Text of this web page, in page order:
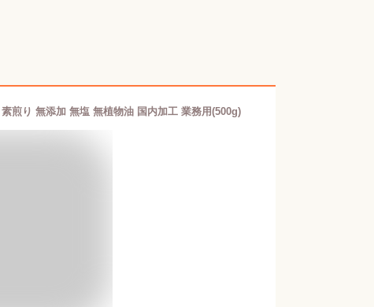
煎り 無添加 無塩 無植物油 国内加工 業務用(500g)